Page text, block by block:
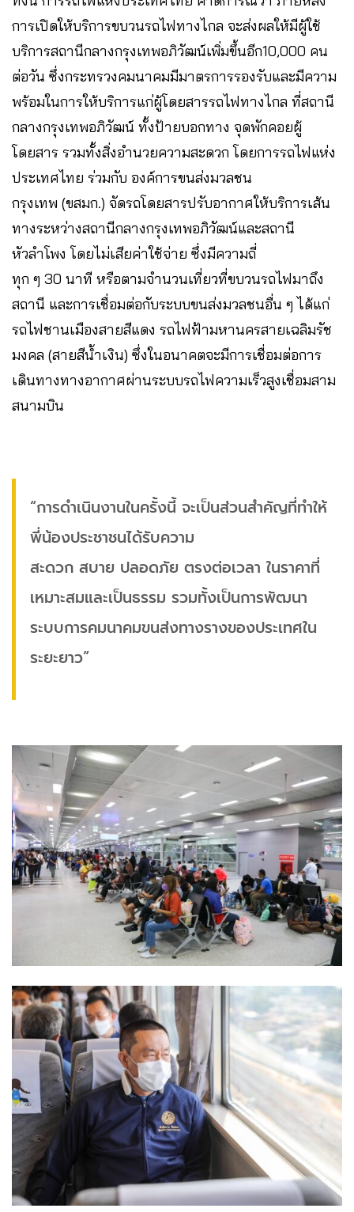
การเปิดให้บริการขบวนรถไฟทางไกล จะส่งผลให้มีผู้ใช้
บริการสถานีกลางกรุงเทพอภิวัฒน์เพิ่มขึ้นอีก10,000 คน
ต่อวัน ซึ่งกระทรวงคมนาคมมีมาตรการรองรับและมีความ
พร้อมในการให้บริการแก่ผู้โดยสารรถไฟทางไกล ที่สถานี
กลางกรุงเทพอภิวัฒน์ ทั้งป้ายบอกทาง จุดพักคอยผู้
โดยสาร รวมทั้งสิ่งอำนวยความสะดวก โดยการรถไฟแห่ง
ประเทศไทย ร่วมกับ องค์การขนส่งมวลชน
กรุงเทพ (ขสมก.) จัดรถโดยสารปรับอากาศให้บริการเส้น
ทางระหว่างสถานีกลางกรุงเทพอภิวัฒน์และสถานี
หัวลำโพง โดยไม่เสียค่าใช้จ่าย ซึ่งมีความถี่
ทุก ๆ 30 นาที หรือตามจำนวนเที่ยวที่ขบวนรถไฟมาถึง
สถานี และการเชื่อมต่อกับระบบขนส่งมวลชนอื่น ๆ ได้แก่
รถไฟชานเมืองสายสีแดง รถไฟฟ้ามหานครสายเฉลิมรัช
มงคล (สายสีน้ำเงิน) ซึ่งในอนาคตจะมีการเชื่อมต่อการ
เดินทางทางอากาศผ่านระบบรถไฟความเร็วสูงเชื่อมสาม
สนามบิน
“การดำเนินงานในครั้งนี้ จะเป็นส่วนสำคัญที่ทำให้
พี่น้องประชาชนได้รับความ
สะดวก สบาย ปลอดภัย ตรงต่อเวลา ในราคาที่
เหมาะสมและเป็นธรรม รวมทั้งเป็นการพัฒนา
ระบบการคมนาคมขนส่งทางรางของประเทศใน
ระยะยาว”